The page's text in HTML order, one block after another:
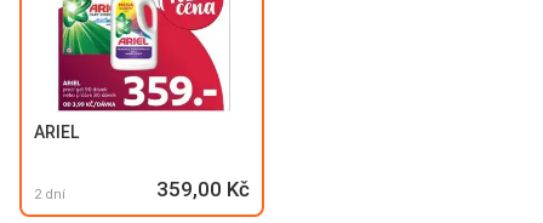
ARIEL
2 dní 359,00 Kč